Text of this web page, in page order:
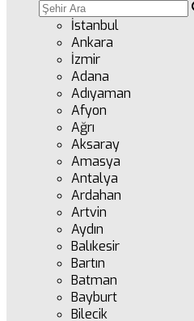
İstanbul
Ankara
İzmir
Adana
Adıyaman
Afyon
Ağrı
Aksaray
Amasya
Antalya
Ardahan
Artvin
Aydın
Balıkesir
Bartın
Batman
Bayburt
Bilecik